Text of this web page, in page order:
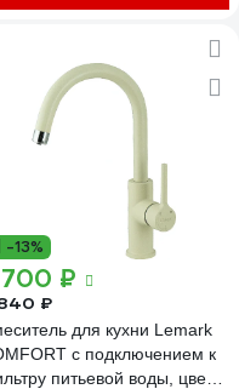
-13%
₽
₽
для кухни Lemark
с подключением к
питьевой воды, цвет: